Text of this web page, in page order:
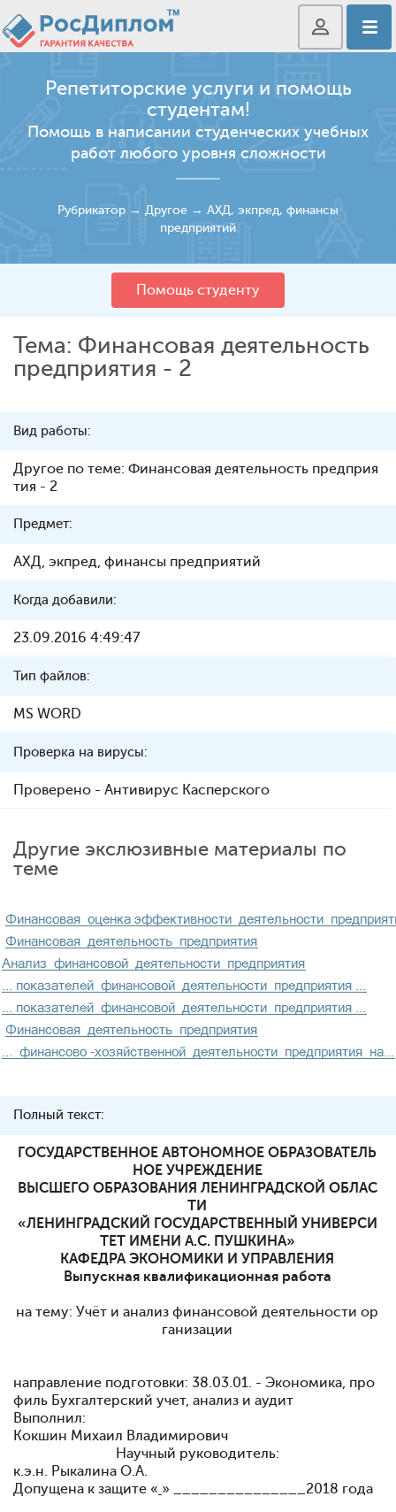
Репетиторские услуги и помощь
студентам!
Помощь в написании студенческих учебных
работ любого уровня сложности
Рубрикатор → Другое → АХД, экпред, финансы
предприятий
Помощь студенту
Тема: Финансовая деятельность
предприятия - 2
Вид работы:
Другое по теме: Финансовая деятельность предприя
тия - 2
Предмет:
АХД, экпред, финансы предприятий
Когда добавили:
23.09.2016 4:49:47
Тип файлов:
MS WORD
Проверка на вирусы:
Проверено - Антивирус Касперского
Другие экслюзивные материалы по
теме
Полный текст:
ГОСУДАРСТВЕННОЕ АВТОНОМНОЕ ОБРАЗОВАТЕЛЬ
НОЕ УЧРЕЖДЕНИЕ
ВЫСШЕГО ОБРАЗОВАНИЯ ЛЕНИНГРАДСКОЙ ОБЛАС
ТИ
«ЛЕНИНГРАДСКИЙ ГОСУДАРСТВЕННЫЙ УНИВЕРСИ
ТЕТ ИМЕНИ А.С. ПУШКИНА»
КАФЕДРА ЭКОНОМИКИ И УПРАВЛЕНИЯ
Выпускная квалификационная работа
на тему: Учёт и анализ финансовой деятельности ор
ганизации
направление подготовки: 38.03.01. - Экономика, про
филь Бухгалтерский учет, анализ и аудит
Выполнил:
Кокшин Михаил Владимирович
Научный руководитель:
к.э.н. Рыкалина О.А.
Допущена к защите « » _______________2018 года